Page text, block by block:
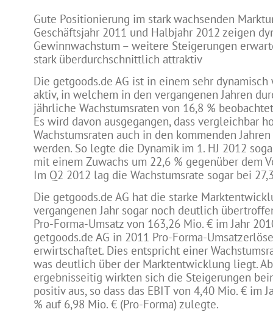
Gute Positionierung im stark wachsenden
Geschäftsjahr 2011 und Halbjahr 2012 zeigen
Gewinnwachstum – weitere Steigerungen
stark überdurchschnittlich attraktiv
Die getgoods.de AG ist in einem sehr
aktiv, in welchem in den vergangenen Jahren
jährliche Wachstumsraten von 16,8 %
Es wird davon ausgegangen, dass vergleichbar
Wachstumsraten auch in den kommenden
werden. So legte die Dynamik im 1. HJ 2012
mit einem Zuwachs um 22,6 % gegenüber dem
Im Q2 2012 lag die Wachstumsrate sogar bei
Die getgoods.de AG hat die starke
vergangenen Jahr sogar noch deutlich
Pro-Forma-Umsatz von 163,26 Mio. € im Jahr
getgoods.de AG in 2011 Pro-Forma-
erwirtschaftet. Dies entspricht einer
was deutlich über der Marktentwicklung liegt.
ergebnisseitig wirkten sich die Steigerungen
positiv aus, so dass das EBIT von 4,40 Mio. € im
% auf 6,98 Mio. € (Pro-Forma) zulegte.